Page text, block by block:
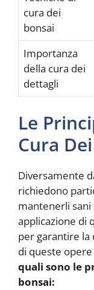
cura dei
bonsai
Importanza
della cura dei
dettagli
Le
Cura
Diversamente
richiedono
mantenerli
applicazione di
per garantire la
di queste
quali sono le
bonsai: